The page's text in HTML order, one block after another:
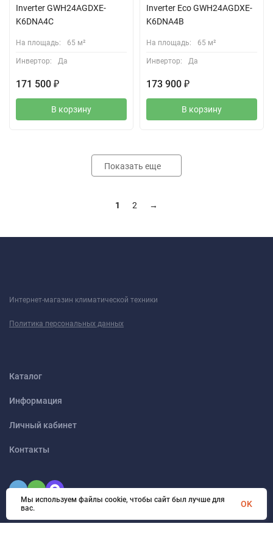
Inverter GWH24AGDXE-
K6DNA4C
На площадь: 65 м²
Инвертор: Да
171 500 ₽
В корзину
Inverter Eco GWH24AGDXE-
K6DNA4B
На площадь: 65 м²
Инвертор: Да
173 900 ₽
В корзину
Показать еще
1 2 →
Интернет-магазин климатической техники
Политика персональных данных
Каталог
Информация
Личный кабинет
Контакты
Мы используем файлы cookie, чтобы сайт был лучше для
вас.
OK